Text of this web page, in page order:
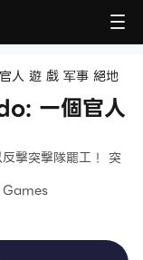
人 遊 戲 军事 絕地
一個官人
擊突擊隊罷工！ 突